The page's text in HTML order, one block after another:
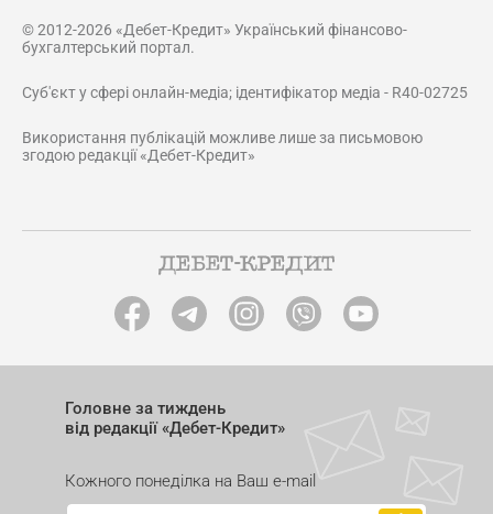
© 2012-2026 «Дебет-Кредит» Український фінансово-
бухгалтерський портал.
Суб'єкт у сфері онлайн-медіа; ідентифікатор медіа - R40-02725
Використання публікацій можливе лише за письмовою
згодою редакції «Дебет-Кредит»
Головне за тиждень
від редакції «Дебет-Кредит»
Кожного понеділка на Ваш e-mail